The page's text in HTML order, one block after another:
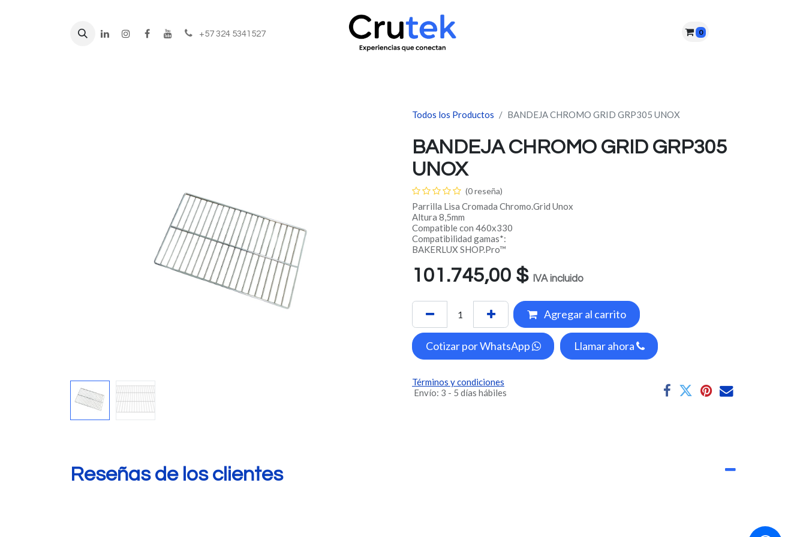
+57 324 5341527 0
Todos los Productos BANDEJA CHROMO GRID GRP305 UNOX
BANDEJA CHROMO GRID GRP305
UNOX
(0 reseña)
Parrilla Lisa Cromada Chromo.Grid Unox
Altura 8,5mm
Compatible con 460x330
Compatibilidad gamas*:
BAKERLUX SHOP.Pro™
101.745,00 $ IVA incluido
Agregar al carrito
Cotizar por WhatsApp Llamar ahora
Términos y condiciones
Envío: 3 - 5 días hábiles
Reseñas de los clientes